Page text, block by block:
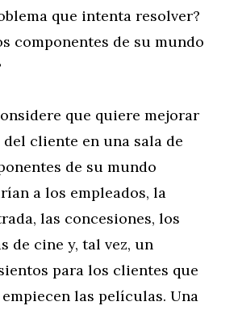
que intenta resolver?
componentes de su mundo
que quiere mejorar
cliente en una sala de
de su mundo
a los empleados, la
las concesiones, los
de cine y, tal vez, un
para los clientes que
las películas. Una